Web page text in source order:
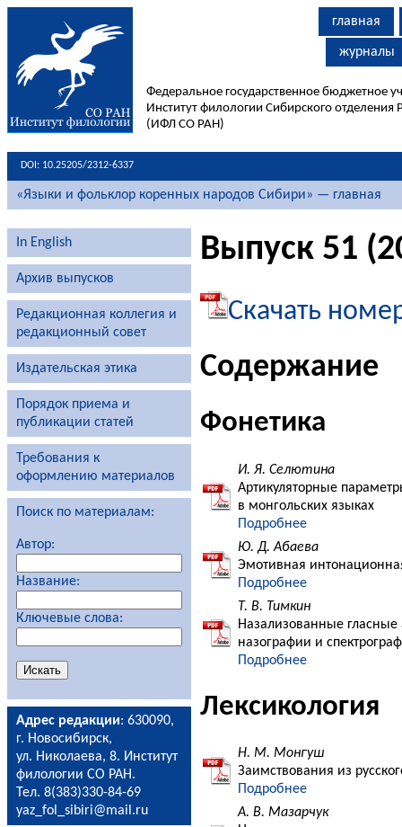
главная
журналы
Федеральное государственное бюджетное
Институт филологии Сибирского отделения
(ИФЛ СО РАН)
DOI: 10.25205/2312-6337
«Языки и фольклор коренных народов Сибири» — главная
In English
Архив выпусков
Редакционная коллегия и
редакционный совет
Издательская этика
Порядок приема и
публикации статей
Требования к
оформлению материалов
Поиск по материалам:
Автор:
Название:
Ключевые слова:
Адрес редакции: 630090,
г. Новосибирск,
ул. Николаева, 8. Институт
филологии СО РАН.
Тел. 8(383)330-84-69
yaz_fol_sibiri@mail.ru
Выпуск 51
Скачать
Содержание
Фонетика
И. Я. Селютина
Артикуляторные
в монгольских языках
Подробнее
Ю. Д. Абаева
Эмотивная
Подробнее
Т. В. Тимкин
Назализованные
назографии и
Подробнее
Лексикология
Н. М. Монгуш
Заимствования из
Подробнее
А. В. Мазарчук